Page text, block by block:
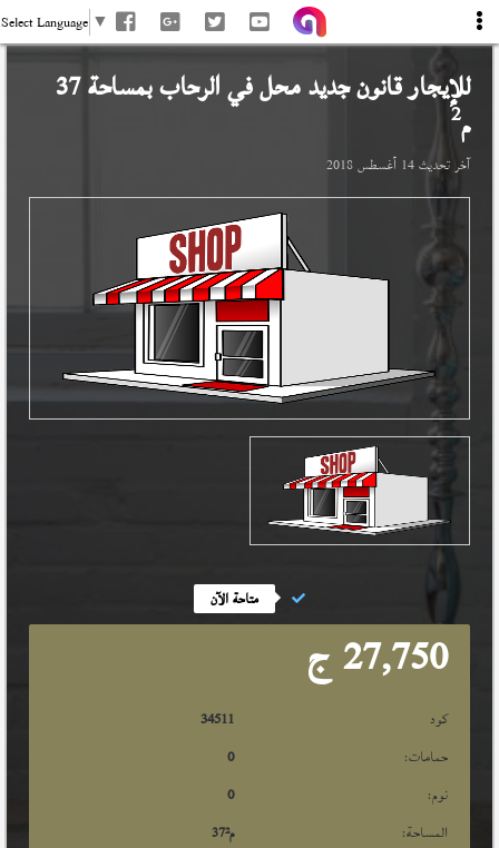
Select Language ▼
للإيجار قانون جديد محل فيالرحاب بمساحة 37
م2
آخر تحديث14 أغسطس 2018
متاحة الآن
27,750 ج
كود
34511
حمامات:
0
نوم:
0
المساحة:
37م²